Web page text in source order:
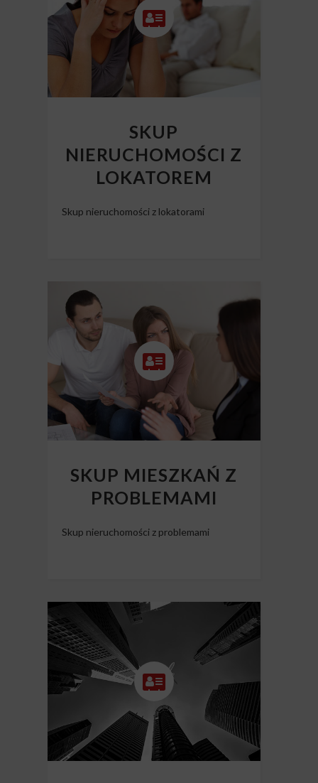
SKUP
NIERUCHOMOŚCI Z
LOKATOREM
Skup nieruchomości z lokatorami
SKUP MIESZKAŃ Z
PROBLEMAMI
Skup nieruchomości z problemami